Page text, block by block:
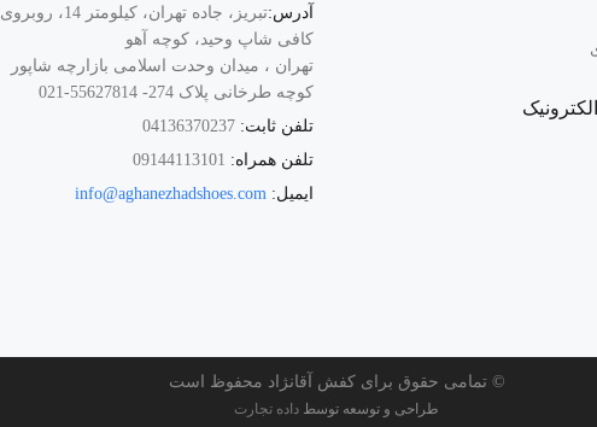
آدرس:
تبریز، جاده تهران، کیلومتر 14، روبروی
کافی شاپ وحید، کوچه آهو
تهران ، میدان وحدت اسلامی بازارچه شاپور
کوچه طرخانی پلاک 274- 55627814-021
تلفن ثابت:
تلفن همراه:
ایمیل: info@aghanezhadshoes.com
© تمامی حقوق برای کفش آقانژاد محفوظ است
طراحی و توسعه توسط داده تجارت